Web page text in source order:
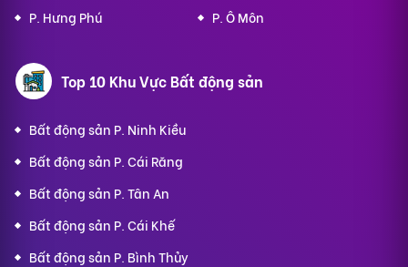
P. Hưng Phú
P. Ô Môn
Top 10 Khu Vực Bất động sản
Bất động sản P. Ninh Kiều
Bất động sản P. Cái Răng
Bất động sản P. Tân An
Bất động sản P. Cái Khế
Bất động sản P. Bình Thủy